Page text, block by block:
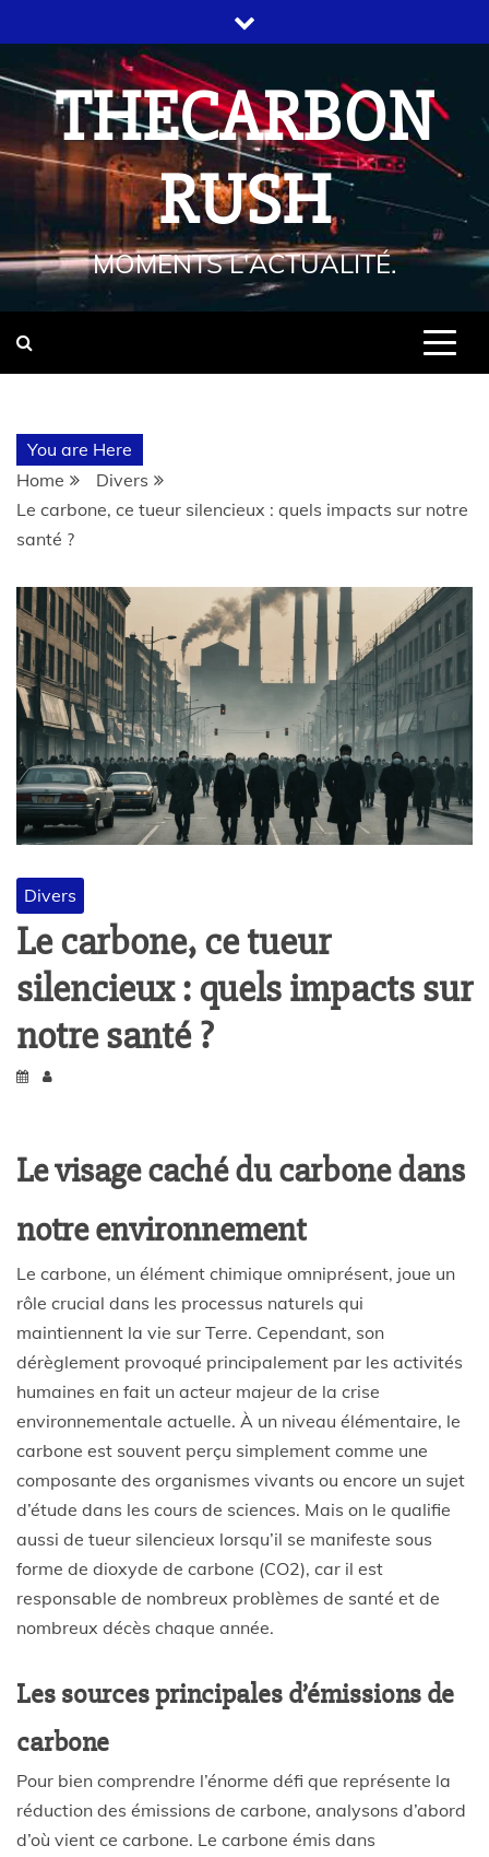
THECARBON
RUSH
MOMENTS L'ACTUALITÉ.
You are Here
Home
Divers
Le carbone, ce tueur silencieux : quels impacts sur notre
santé ?
Divers
Le carbone, ce tueur
silencieux : quels impacts sur
notre santé ?
Le visage caché du carbone dans
notre environnement
Le carbone, un élément chimique omniprésent, joue un
rôle crucial dans les processus naturels qui
maintiennent la vie sur Terre. Cependant, son
dérèglement provoqué principalement par les activités
humaines en fait un acteur majeur de la crise
environnementale actuelle. À un niveau élémentaire, le
carbone est souvent perçu simplement comme une
composante des organismes vivants ou encore un sujet
d’étude dans les cours de sciences. Mais on le qualifie
aussi de tueur silencieux lorsqu’il se manifeste sous
forme de dioxyde de carbone (CO2), car il est
responsable de nombreux problèmes de santé et de
nombreux décès chaque année.
Les sources principales d’émissions de
carbone
Pour bien comprendre l’énorme défi que représente la
réduction des émissions de carbone, analysons d’abord
d’où vient ce carbone. Le carbone émis dans